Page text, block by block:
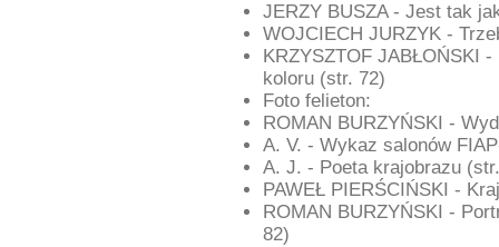
JERZY BUSZA - Jest tak
WOJCIECH JURZYK -
KRZYSZTOF JABŁOŃSKI
koloru (str. 72)
Foto felieton:
ROMAN BURZYŃSKI -
A. V. - Wykaz salonów
A. J. - Poeta krajobrazu
PAWEŁ PIERŚCIŃSKI -
ROMAN BURZYŃSKI -
82)